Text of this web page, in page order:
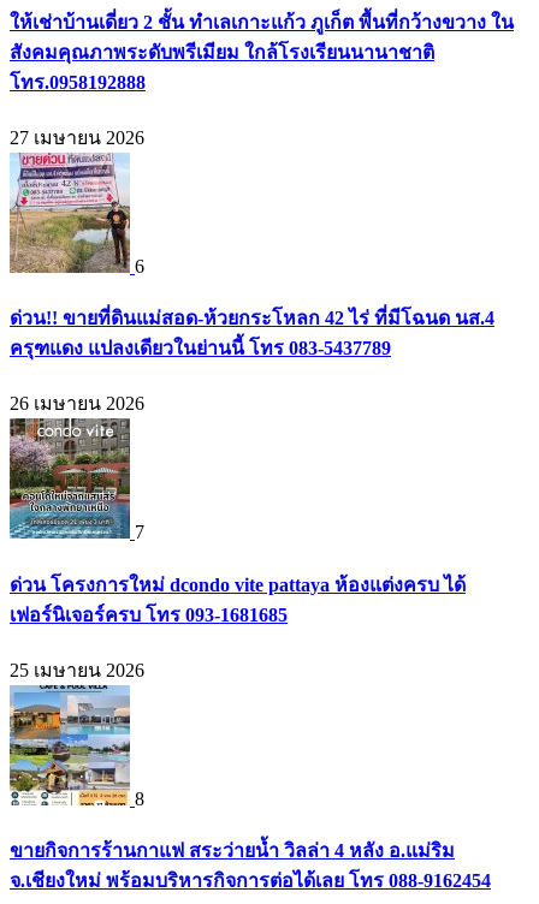
ให้เช่าบ้านเดี่ยว 2 ชั้น ทำเลเกาะแก้ว ภูเก็ต พื้นที่กว้างขวาง ใน
สังคมคุณภาพระดับพรีเมียม ใกล้โรงเรียนนานาชาติ
โทร.0958192888
27 เมษายน 2026
6
ด่วน!! ขายที่ดินแม่สอด-ห้วยกระโหลก 42 ไร่ ที่มีโฉนด นส.4
ครุฑแดง แปลงเดียวในย่านนี้ โทร 083-5437789
26 เมษายน 2026
7
ด่วน โครงการใหม่ dcondo vite pattaya ห้องแต่งครบ ได้
เฟอร์นิเจอร์ครบ โทร 093-1681685
25 เมษายน 2026
8
ขายกิจการร้านกาแฟ สระว่ายน้ำ วิลล่า 4 หลัง อ.แม่ริม
จ.เชียงใหม่ พร้อมบริหารกิจการต่อได้เลย โทร 088-9162454